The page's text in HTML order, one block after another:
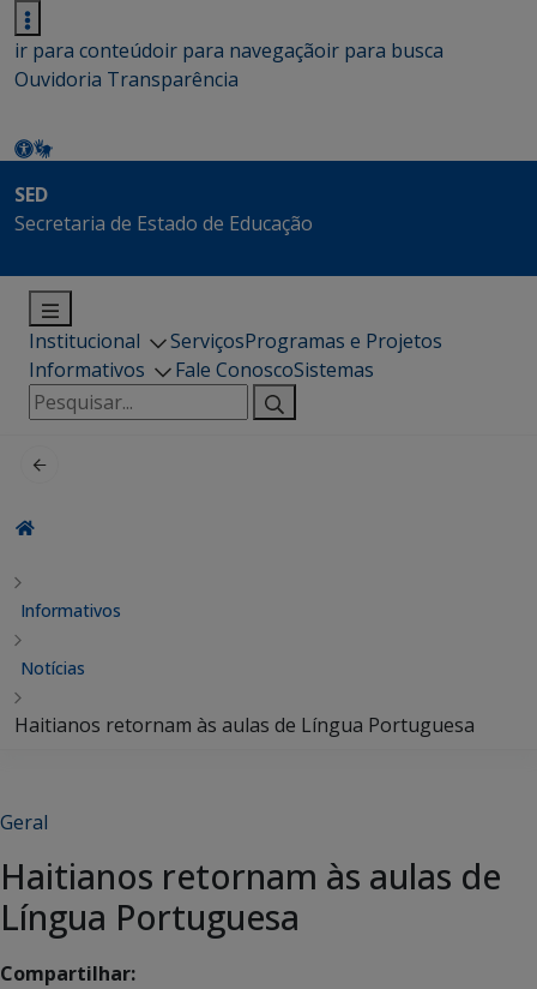
ir para conteúdoir para navegaçãoir para busca
Ouvidoria Transparência
SED
Secretaria de Estado de Educação
Institucional ServiçosProgramas e Projetos
Informativos
Fale ConoscoSistemas
Pesquisar
por:
Informativos
Notícias
Haitianos retornam às aulas de Língua Portuguesa
Geral
Haitianos retornam às aulas de
Língua Portuguesa
Compartilhar: